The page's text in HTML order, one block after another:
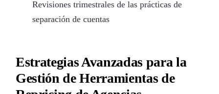
Revisiones trimestrales de las prácticas de
separación de cuentas
Estrategias Avanzadas para la
Gestión de Herramientas de